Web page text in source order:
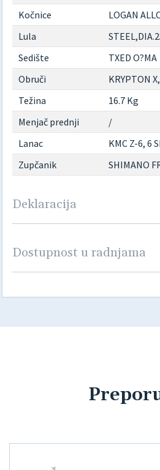
Kočnice
LOGAN
Lula
Sedište
TXED O?MA
Obruči
KRYPTON
Težina
16.7 Kg
Menjač prednji
/
Lanac
KMC Z-6, 6
Zupčanik
SHIMANO
Deklaracija
Dostupnost u radnjama